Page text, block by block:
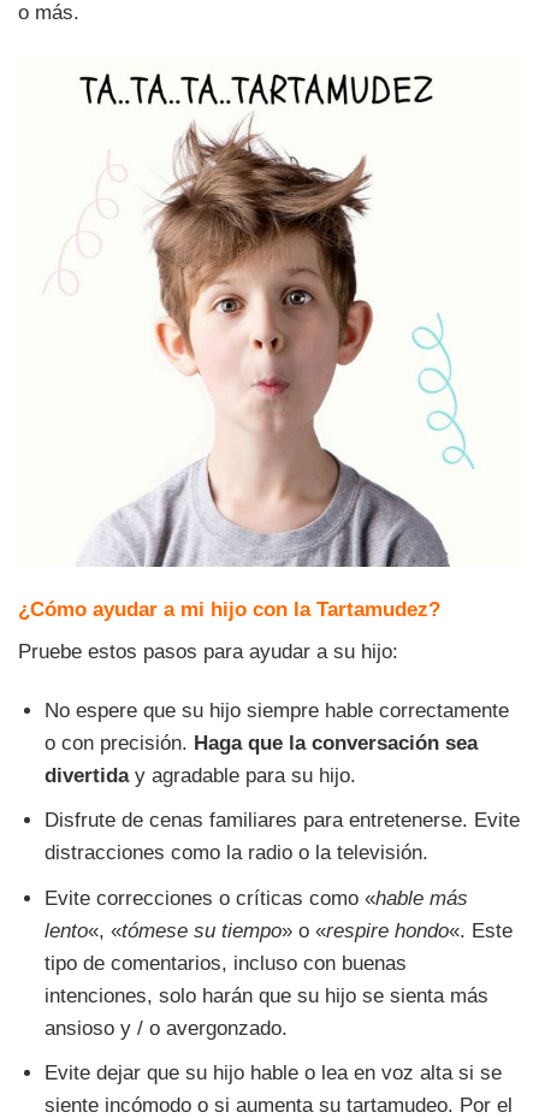
o más.
¿Cómo ayudar a mi hijo con la Tartamudez?
Pruebe estos pasos para ayudar a su hijo:
No espere que su hijo siempre hable correctamente
o con precisión. Haga que la conversación sea
divertiday agradable para su hijo.
Disfrute de cenas familiares para entretenerse. Evite
distracciones como la radio o la televisión.
Evite correcciones o críticas como «hable más
lento«, «tómese su tiempo» o «respire hondo«. Este
tipo de comentarios, incluso con buenas
intenciones, solo harán que su hijo se sienta más
ansioso y / o avergonzado.
Evite dejar que su hijo hable o lea en voz alta si se
siente incómodo o si aumenta su tartamudeo. Por el